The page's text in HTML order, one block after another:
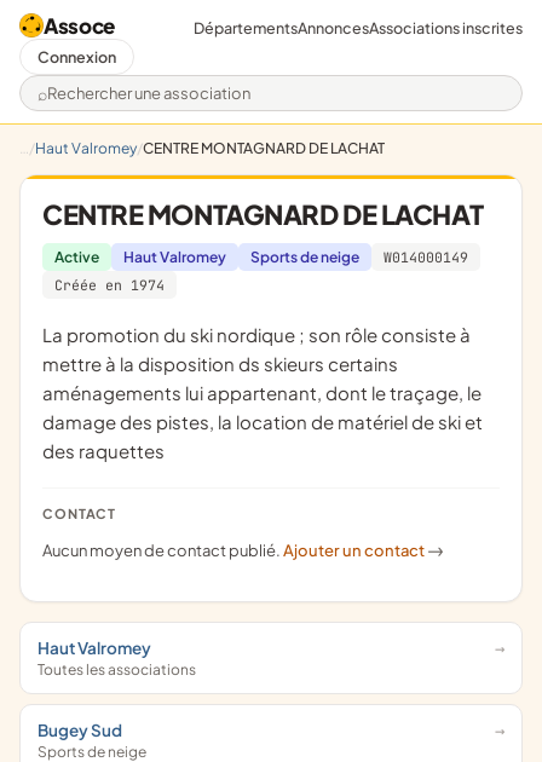
Assoce
Rechercher une association
DépartementsAnnoncesAssociations inscrites
Connexion
Haut Valromey CENTRE MONTAGNARD DE LACHAT
CENTRE MONTAGNARD DE LACHAT
Active Haut Valromey Sports de neige
W014000149
Créée en 1974
la promotion du ski nordique ; son rôle consiste à
mettre à la disposition ds skieurs certains
aménagements lui appartenant, dont le traçage, le
damage des pistes, la location de matériel de ski et
des raquettes
CONTACT
Aucun moyen de contact publié.Ajouter un contact ->
Haut Valromey
Toutes les associations
Bugey Sud
Sports de neige